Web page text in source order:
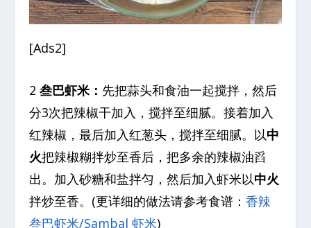
[Ads2]
2叁巴虾米： 先把蒜头和食油一起搅拌，然后
分3次把辣椒干加入，搅拌至细腻。接着加入
红辣椒，最后加入红葱头，搅拌至细腻。以中
火把辣椒糊拌炒至香后，把多余的辣椒油舀
出。加入砂糖和盐拌匀，然后加入虾米以中火
拌炒至香。(更详细的做法请参考食谱：香辣
叁巴虾米/Sambal 虾米)